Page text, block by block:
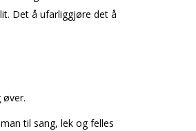
Det å ufarliggjøre det å
øver.
til sang, lek og felles